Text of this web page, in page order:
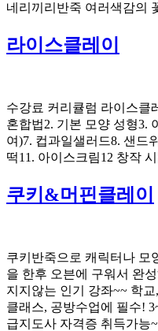
네리끼리반죽 여러색감의
라이스클레이
수강료 커리큘럼 라이스클
혼합법2. 기본 모양 성형3.
여)7. 컵과일샐러드8. 샌드
떡11. 아이스크림12 창작
쿠키&머핀클레이
쿠키반죽으로 캐릭터나 모
을 한후 오븐에 구워서 완
지지않는 인기 강좌~~ 학
클래스, 공방수업에 필수!
급지도사 자격증 취득가능